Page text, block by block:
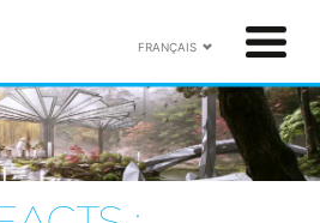
FRANÇAIS